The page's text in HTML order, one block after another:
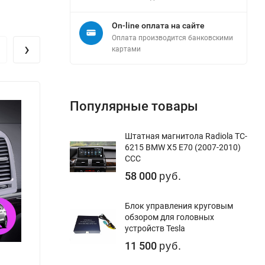
›
On-line оплата на сайте
Оплата производится банковскими
картами
Популярные товары
Штатная магнитола Radiola TC-
6215 BMW X5 E70 (2007-2010)
CCC
58 000 руб.
Блок управления круговым
обзором для головных
устройств Tesla
11 500 руб.